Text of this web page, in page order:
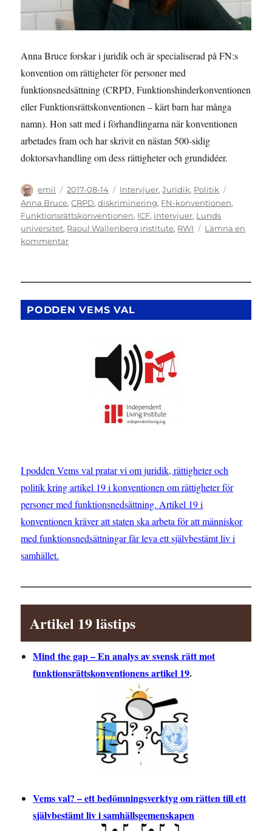
Anna Bruce forskar i juridik och är specialiserad på FN:s
konvention om rättigheter för personer med
funktionsnedsättning (CRPD, Funktionshinderkonventionen
eller Funktionsrättskonventionen – kärt barn har många
namn). Hon satt med i förhandlingarna när konventionen
arbetades fram och har skrivit en nästan 500-sidig
doktorsavhandling om dess rättigheter och grundidéer.
Författare
emil
Publicerat
den
2017-08-14 Kategorier
Intervjuer,Juridik, Politik
Anna Bruce,CRPD,diskriminering, FN-konventionen,
Funktionsrättskonventionen, ICF, intervjuer, Lunds
universitet, Raoul Wallenberg institute, RWI
Lämna en
kommentartill
gör
skillnad
PODDEN VEMS VAL
I podden Vems val pratar vi om juridik, rättigheter och
politik kring artikel 19 i konventionen om rättigheter för
personer med funktionsnedsättning. Artikel 19 i
konventionen kräver att staten ska arbeta för att människor
med funktionsnedsättningar får leva ett självbestämt liv i
samhället.
Artikel 19 lästips
Mind the gap – En analys av svensk rätt mot
funktionsrättskonventionens artikel 19.
Vems val? – ett bedömningsverktyg om rätten till ett
självbestämt liv i samhällsgemenskapen